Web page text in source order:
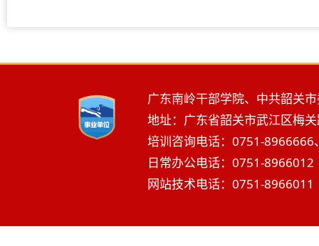
广东南岭干部学院、中共韶关
地址：广东省韶关市武江区梅
培训咨询电话：0751-
日常办公电话：0751-
网站技术电话：0751-